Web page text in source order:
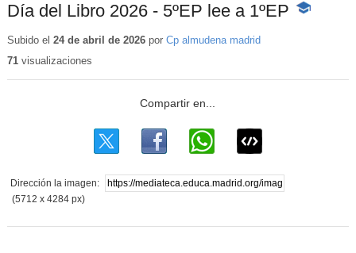
Día del Libro 2026 - 5ºEP lee a 1ºEP
-
Subido el 24 de abril de 2026por Cp almudena madrid
71visualizaciones
Dirección la imagen:
(5712 x 4284 px)